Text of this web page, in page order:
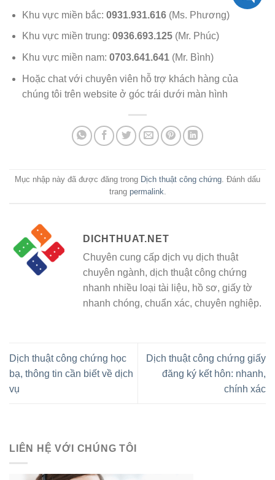
Khu vực miền bắc: 0931.931.616(Ms. Phương)
Khu vực miền trung: 0936.693.125(Mr. Phúc)
Khu vực miền nam: 0703.641.641(Mr. Bình)
Hoặc chat với chuyên viên hỗ trợ khách hàng của
chúng tôi trên website ở góc trái dưới màn hình
Mục nhập này đã được đăng trong Dịch thuật công chứng. Đánh dấu
trang permalink.
DICHTHUAT.NET
Chuyên cung cấp dịch vụ dịch thuật
chuyên ngành, dịch thuật công chứng
nhanh nhiều loại tài liệu, hồ sơ, giấy tờ
nhanh chóng, chuẩn xác, chuyên nghiệp.
Dịch thuật công chứng học
bạ, thông tin cần biết về dịch
vụ
Dịch thuật công chứng giấy
đăng ký kết hôn: nhanh,
chính xác
LIÊN HỆ VỚI CHÚNG TÔI